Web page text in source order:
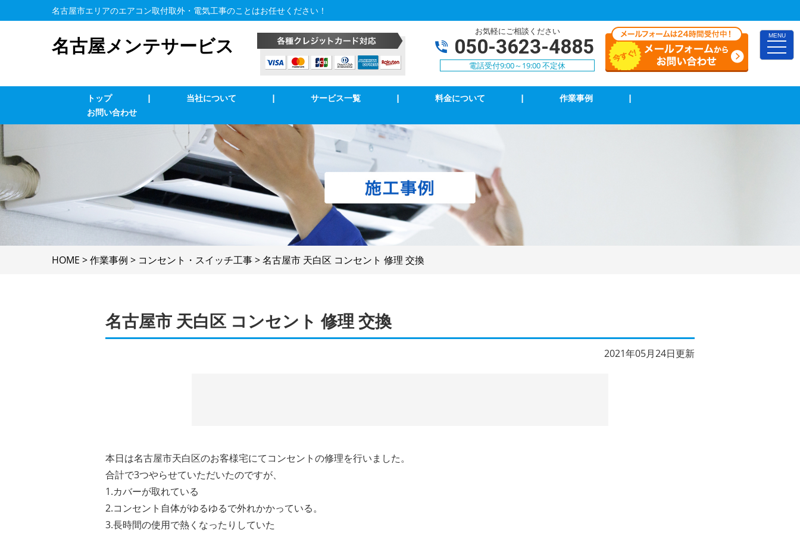
MENU
toggle
名古屋市エリアのエアコン取付取外・電気工事のことはお任せください！
名古屋メンテサービス
お気軽にご相談ください
050-3623-4885
電話受付9:00～19:00 不定休
トップ | 当社について | サービス一覧
業務用エアコン交換・取付・修理 エアコンクリーニング エアコン修理・取付
TVアンテナ修理・取付
照明の修理・取付 コンセント修理・取付
ブレーカー修理・取付
単相３線式切替工事 換気扇等修理・取付
LAN、電気配線工事
家庭用EV充電工事
| 料金について | 作業事例
|
お問い合わせ
HOME >作業事例 > コンセント・スイッチ工事>名古屋市 天白区 コンセント 修理 交換
名古屋市 天白区 コンセント 修理 交換
2021年05月24日更新
本日は名古屋市天白区のお客様宅にてコンセントの修理を行いました。
合計で3つやらせていただいたのですが、
1.カバーが取れている
2.コンセント自体がゆるゆるで外れかかっている。
3.長時間の使用で熱くなったりしていた